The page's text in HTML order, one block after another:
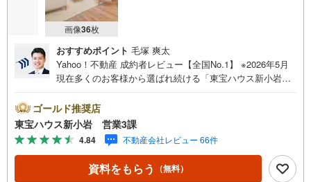
画像36枚
おすすめポイント 毛塚 爽太
Yahoo！不動産 成約者レビュー【全国No.1】 ※2026年5月
現在多くのお客様から選ばれ続ける「東宝ハウス新小岩」
見学OK■営業時間内（9:00～20:00）はお電話でのご連絡が
スムーズです。ご自宅への送迎・最寄駅でのお待ち合わせ
等、お気軽にご相談ください。 選ばれる3つの「圧倒的メ
リット」 （1）【業界最低水準の提携住宅ローン】「他社
で断られた」「借入がある」方も独自審査で多数承認！優
遇金利と各種手数料0円でお得に。（2）【未来カレンダー
ゴールド推奨店
東宝ハウス新小岩 営業3課
4.84 不動産会社レビュー 66件
資料をもらう （無料）